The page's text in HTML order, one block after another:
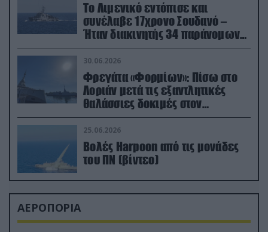
Το Λιμενικό εντόπισε και
συνέλαβε 17χρονο Σουδανό –
Ήταν διακινητής 34 παράνομων
μεταναστών
30.06.2026
Φρεγάτα «Φορμίων»: Πίσω στο
Λοριάν μετά τις εξαντλητικές
θαλάσσιες δοκιμές στον
απαιτητικό Βισκαϊκό
25.06.2026
Βολές Harpoon από τις μονάδες
του ΠΝ (βίντεο)
ΑΕΡΟΠΟΡΙΑ